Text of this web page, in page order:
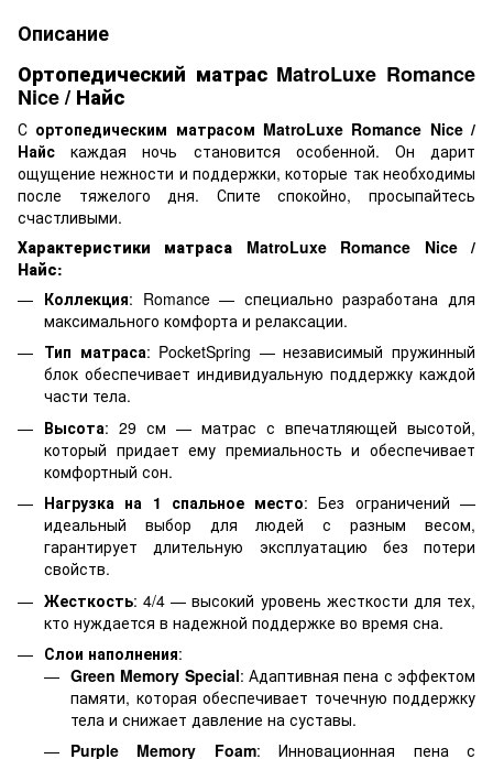
Описание
Ортопедический матрас MatroLuxe Romance
Nice / Найс
С ортопедическим матрасом MatroLuxe Romance Nice /
Найс каждая ночь становится особенной. Он дарит
ощущение нежности и поддержки, которые так необходимы
после тяжелого дня. Спите спокойно, просыпайтесь
счастливыми.
Характеристики матраса MatroLuxe Romance Nice /
Найс:
Коллекция: Romance — специально разработана для
максимального комфорта и релаксации.
Тип матраса: PocketSpring — независимый пружинный
блок обеспечивает индивидуальную поддержку каждой
части тела.
Высота: 29 см — матрас с впечатляющей высотой,
который придает ему премиальность и обеспечивает
комфортный сон.
Нагрузка на 1 спальное место: Без ограничений —
идеальный выбор для людей с разным весом,
гарантирует длительную эксплуатацию без потери
свойств.
Жесткость: 4/4 — высокий уровень жесткости для тех,
кто нуждается в надежной поддержке во время сна.
Слои наполнения:
Green Memory Special: Адаптивная пена с эффектом
памяти, которая обеспечивает точечную поддержку
тела и снижает давление на суставы.
Purple Memory Foam: Инновационная пена с